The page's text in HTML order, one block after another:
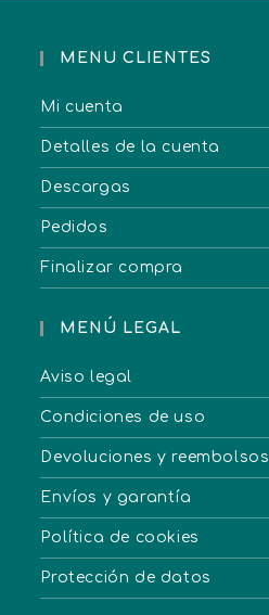
MENU CLIENTES
Mi cuenta
Detalles de la cuenta
Descargas
Pedidos
Finalizar compra
MENÚ LEGAL
Aviso legal
Condiciones de uso
Devoluciones y reembolsos
Envíos y garantía
Política de cookies
Protección de datos